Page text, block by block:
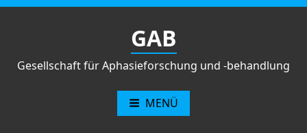
Zum
GAB
Gesellschaft für Aphasieforschung und -behandlung
MENÜ